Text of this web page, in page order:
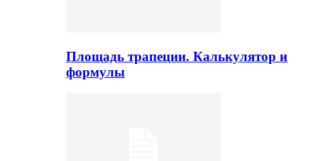
Площадь трапеции. Калькулятор и
формулы